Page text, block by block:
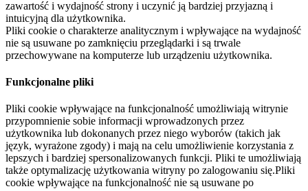
zawartość i wydajność strony i uczynić ją bardziej przyjazną i
intuicyjną dla użytkownika.
Pliki cookie o charakterze analitycznym i wpływające na wydajność
nie są usuwane po zamknięciu przeglądarki i są trwale
przechowywane na komputerze lub urządzeniu użytkownika.
Funkcjonalne pliki
Pliki cookie wpływające na funkcjonalność umożliwiają witrynie
przypomnienie sobie informacji wprowadzonych przez
użytkownika lub dokonanych przez niego wyborów (takich jak
język, wyrażone zgody) i mają na celu umożliwienie korzystania z
lepszych i bardziej spersonalizowanych funkcji. Pliki te umożliwiają
także optymalizację użytkowania witryny po zalogowaniu się.Pliki
cookie wpływające na funkcjonalność nie są usuwane po